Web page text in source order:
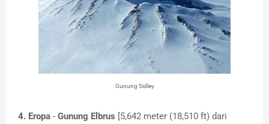
Gunung Sidley
4. Eropa - Gunung Elbrus [5,642 meter (18,510 ft) dari